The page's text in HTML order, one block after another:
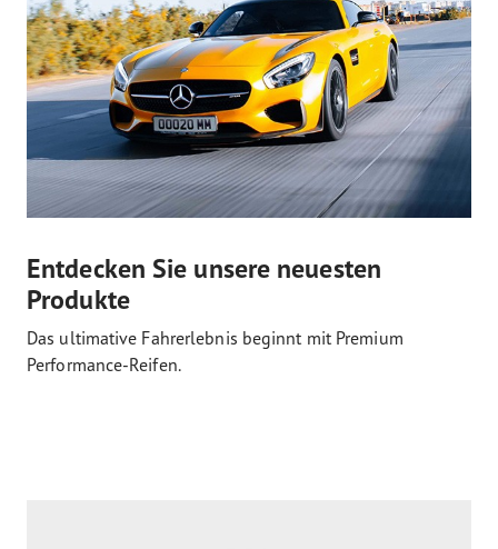
Entdecken Sie unsere neuesten
Produkte
Das ultimative Fahrerlebnis beginnt mit Premium
Performance-Reifen.